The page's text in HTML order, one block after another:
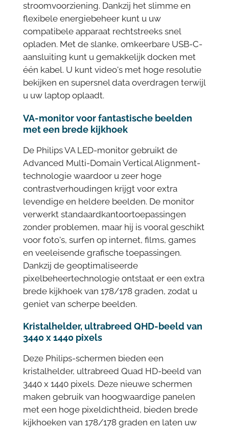
stroomvoorziening. Dankzij het slimme en
flexibele energiebeheer kunt u uw
compatibele apparaat rechtstreeks snel
opladen. Met de slanke, omkeerbare USB-C-
aansluiting kunt u gemakkelijk docken met
één kabel. U kunt video's met hoge resolutie
bekijken en supersnel data overdragen terwijl
u uw laptop oplaadt.
VA-monitor voor fantastische beelden
met een brede kijkhoek
De Philips VA LED-monitor gebruikt de
Advanced Multi-Domain Vertical Alignment-
technologie waardoor u zeer hoge
contrastverhoudingen krijgt voor extra
levendige en heldere beelden. De monitor
verwerkt standaardkantoortoepassingen
zonder problemen, maar hij is vooral geschikt
voor foto's, surfen op internet, films, games
en veeleisende grafische toepassingen.
Dankzij de geoptimaliseerde
pixelbeheertechnologie ontstaat er een extra
brede kijkhoek van 178/178 graden, zodat u
geniet van scherpe beelden.
Kristalhelder, ultrabreed QHD-beeld van
3440 x 1440 pixels
Deze Philips-schermen bieden een
kristalhelder, ultrabreed Quad HD-beeld van
3440 x 1440 pixels. Deze nieuwe schermen
maken gebruik van hoogwaardige panelen
met een hoge pixeldichtheid, bieden brede
kijkhoeken van 178/178 graden en laten uw